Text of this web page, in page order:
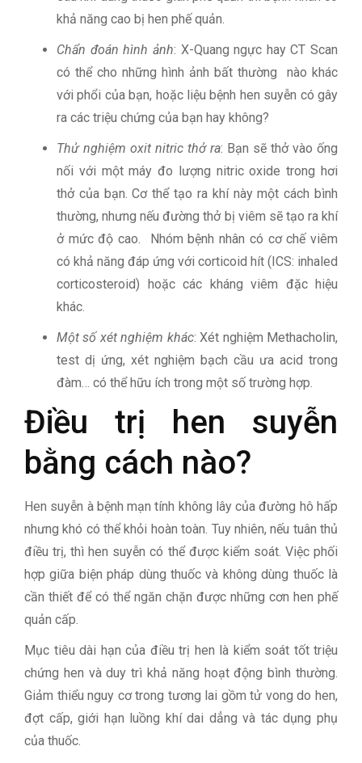
khả năng cao bị hen phế quản.
Chẩn đoán hình ảnh: X-Quang ngực hay CT Scan
có thể cho những hình ảnh bất thường nào khác
với phổi của bạn, hoặc liệu bệnh hen suyễn có gây
ra các triệu chứng của bạn hay không?
Thử nghiệm oxit nitric thở ra: Bạn sẽ thở vào ống
nối với một máy đo lượng nitric oxide trong hơi
thở của bạn. Cơ thể tạo ra khí này một cách bình
thường, nhưng nếu đường thở bị viêm sẽ tạo ra khí
ở mức độ cao. Nhóm bệnh nhân có cơ chế viêm
có khả năng đáp ứng với corticoid hít (ICS: inhaled
corticosteroid) hoặc các kháng viêm đặc hiệu
khác.
Một số xét nghiệm khác: Xét nghiệm Methacholin,
test dị ứng, xét nghiệm bạch cầu ưa acid trong
đàm… có thể hữu ích trong một số trường hợp.
Điều trị hen suyễn
bằng cách nào?
Hen suyễn à bệnh mạn tính không lây của đường hô hấp
nhưng khó có thể khỏi hoàn toàn. Tuy nhiên, nếu tuân thủ
điều trị, thì hen suyễn có thể được kiểm soát. Việc phối
hợp giữa biện pháp dùng thuốc và không dùng thuốc là
cần thiết để có thể ngăn chặn được những cơn hen phế
quản cấp.
Mục tiêu dài hạn của điều trị hen là kiểm soát tốt triệu
chứng hen và duy trì khả năng hoạt động bình thường.
Giảm thiểu nguy cơ trong tương lai gồm tử vong do hen,
đợt cấp, giới hạn luồng khí dai dẳng và tác dụng phụ
của thuốc.